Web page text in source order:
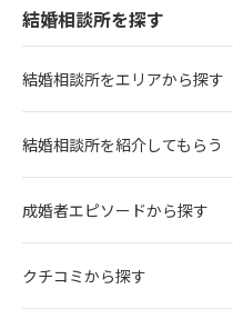
結婚相談所を探す
結婚相談所をエリアから探す
結婚相談所を紹介してもらう
成婚者エピソードから探す
クチコミから探す